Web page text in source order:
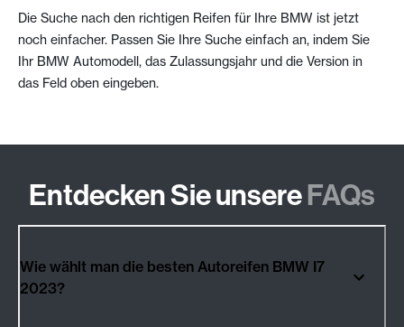
Die Suche nach den richtigen Reifen für Ihre BMW ist jetzt
noch einfacher. Passen Sie Ihre Suche einfach an, indem Sie
Ihr BMW Automodell, das Zulassungsjahr und die Version in
das Feld oben eingeben.
Entdecken Sie unsereFAQs
Wie wählt man die besten Autoreifen BMW I7
2023?